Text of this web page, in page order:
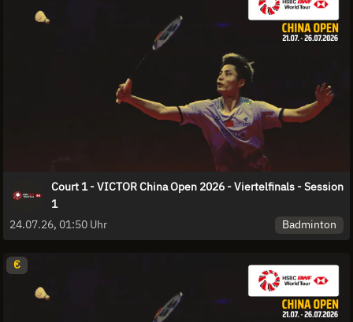
Court 1 - VICTOR China Open 2026 - Viertelfinals - Session
1
24.07.26, 01:50 Uhr
Badminton
€